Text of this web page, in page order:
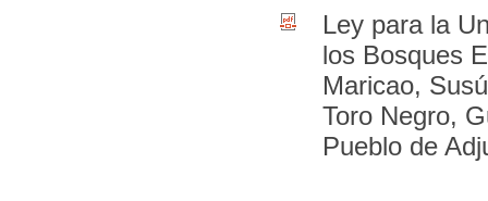
Ley para la
los Bosques
Maricao,
Toro Negro,
Pueblo de